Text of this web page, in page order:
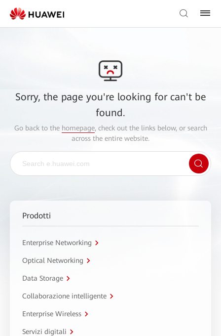
Sorry, the page you're looking for can't be
found.
Go back to the homepage, check out the links below, or search
across the entire website.
Prodotti
Enterprise Networking
Optical Networking
Data Storage
Collaborazione intelligente
Enterprise Wireless
Servizi digitali